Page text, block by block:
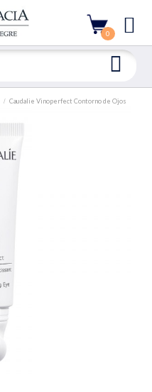
0
Caudalie Vinoperfect Contorno de Ojos